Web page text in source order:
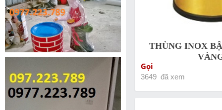
THÙNG INOX
Gọi
3649 đã xem